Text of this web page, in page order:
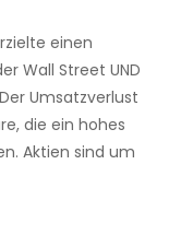
einen
Wall Street UND
Umsatzverlust
die ein hohes
Aktien sind um